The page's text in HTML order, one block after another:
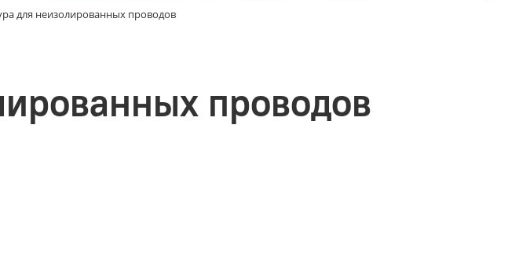
для неизолированных проводов
проводов